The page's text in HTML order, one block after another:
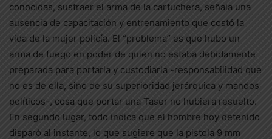
conocidas, sustraer el arma de la cartuchera, señala una
ausencia de capacitación y entrenamiento que costó la
vida de la mujer policía. El “problema” es que hubo un
arma de fuego en poder de quien no estaba debidamente
preparada para portarla y custodiarla -responsabilidad que
no es de ella, sino de su superioridad jerárquica y mandos
políticos-, cosa que portar una Taser no hubiera resuelto.
En segundo lugar, todo indica que el hombre hoy detenido
disparó al instante, lo que sugiere que la pistola 9 mm